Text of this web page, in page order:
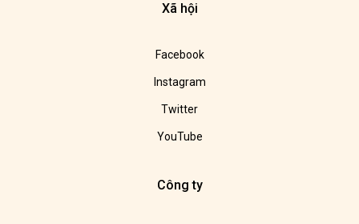
Xã hội
Facebook
Instagram
Twitter
YouTube
Công ty